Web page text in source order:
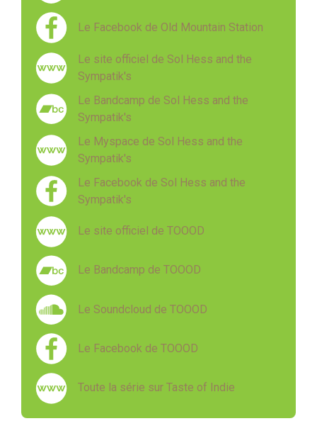
Le Facebook de Old Mountain Station
Le site officiel de Sol Hess and the
Sympatik's
Le Bandcamp de Sol Hess and the
Sympatik's
Le Myspace de Sol Hess and the
Sympatik's
Le Facebook de Sol Hess and the
Sympatik's
Le site officiel de TOOOD
Le Bandcamp de TOOOD
Le Soundcloud de TOOOD
Le Facebook de TOOOD
Toute la série sur Taste of Indie